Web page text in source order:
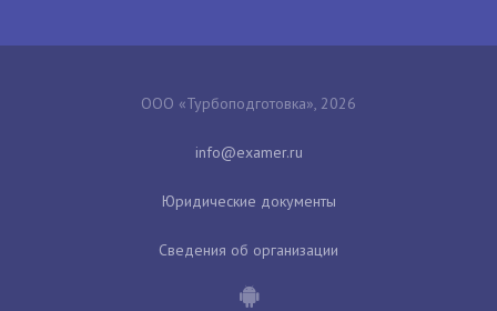
ООО «Турбоподготовка», 2026
Юридические документы
Сведения об организации